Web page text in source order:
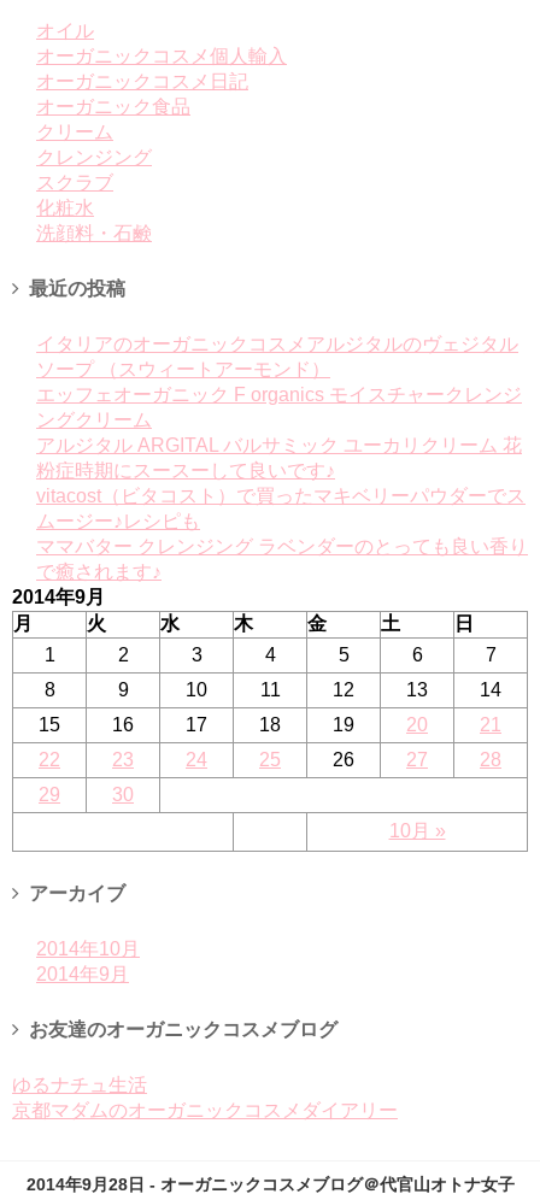
オイル
オーガニックコスメ個人輸入
オーガニックコスメ日記
オーガニック食品
クリーム
クレンジング
スクラブ
化粧水
洗顔料・石鹸
最近の投稿
イタリアのオーガニックコスメアルジタルのヴェジタル
ソープ （スウィートアーモンド）
エッフェオーガニック F organics モイスチャークレンジ
ングクリーム
アルジタル ARGITAL バルサミック ユーカリクリーム 花
粉症時期にスースーして良いです♪
vitacost（ビタコスト）で買ったマキベリーパウダーでス
ムージー♪レシピも
ママバター クレンジング ラベンダーのとっても良い香り
で癒されます♪
2014年9月
月
火 水 木 金 土 日
10月 »
1 2 3 4 5 6
7
8
9 10 11 12 13
14
15
16 17 18 19 20
21
22
23 24 25 26 27
28
29
30
アーカイブ
2014年10月
2014年9月
お友達のオーガニックコスメブログ
ゆるナチュ生活
京都マダムのオーガニックコスメダイアリー
2014年9月28日 - オーガニックコスメブログ＠代官山オトナ女子